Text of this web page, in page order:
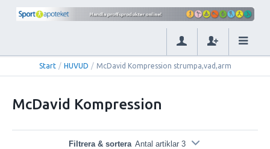
Start / HUVUD / McDavid Kompression strumpa,vad,arm
McDavid Kompression
Filtrera & sortera Antal artiklar 3